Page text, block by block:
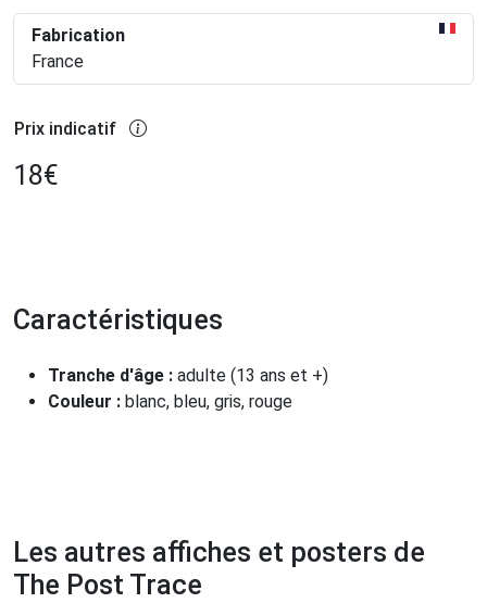
Fabrication
France
Prix indicatif
18€
Caractéristiques
Tranche d'âge : adulte (13 ans et +)
Couleur : blanc, bleu, gris, rouge
Les autres affiches et posters de
The Post Trace